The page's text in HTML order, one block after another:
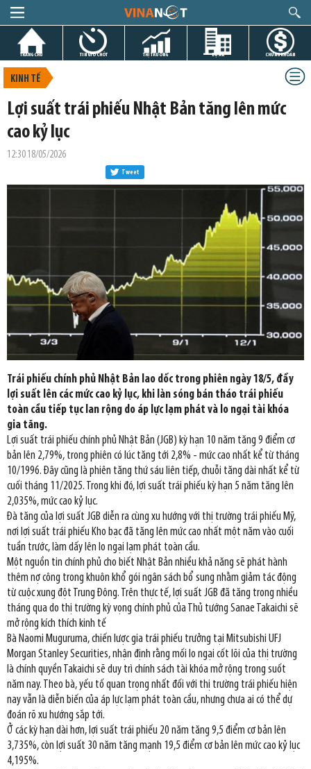
TRANG CHỦ TIN GIỜ CHÓT THỊ TRƯỜNG DỰ ÁN CHỨNG KHOÁN
KINH TẾ
Lợi suất trái phiếu Nhật Bản tăng lên mức
cao kỷ lục
12:30 18/05/2026
Tweet
Trái phiếu chính phủ Nhật Bản lao dốc trong phiên ngày 18/5, đẩy
lợi suất lên các mức cao kỷ lục, khi làn sóng bán tháo trái phiếu
toàn cầu tiếp tục lan rộng do áp lực lạm phát và lo ngại tài khóa
gia tăng.
Lợi suất trái phiếu chính phủ Nhật Bản (JGB) kỳ hạn 10 năm tăng 9 điểm cơ
bản lên 2,79%, trong phiên có lúc tăng tới 2,8% - mức cao nhất kể từ tháng
10/1996. Đây cũng là phiên tăng thứ sáu liên tiếp, chuỗi tăng dài nhất kể từ
cuối tháng 11/2025. Trong khi đó, lợi suất trái phiếu kỳ hạn 5 năm tăng lên
2,035%, mức cao kỷ lục.
Đà tăng của lợi suất JGB diễn ra cùng xu hướng với thị trường trái phiếu Mỹ,
nơi lợi suất trái phiếu Kho bạc đã tăng lên mức cao nhất một năm vào cuối
tuần trước, làm dấy lên lo ngại lạm phát toàn cầu.
Một nguồn tin chính phủ cho biết Nhật Bản nhiều khả năng sẽ phát hành
thêm nợ công trong khuôn khổ gói ngân sách bổ sung nhằm giảm tác động
từ cuộc xung đột Trung Đông. Trên thực tế, lợi suất JGB đã tăng trong nhiều
tháng qua do thị trường kỳ vọng chính phủ của Thủ tướng Sanae Takaichi sẽ
mở rộng kích thích kinh tế
Bà Naomi Muguruma, chiến lược gia trái phiếu trưởng tại Mitsubishi UFJ
Morgan Stanley Securities, nhận định rằng mối lo ngại cốt lõi của thị trường
là chính quyền Takaichi sẽ duy trì chính sách tài khóa mở rộng trong suốt
năm nay. Theo bà, yếu tố quan trọng nhất đối với thị trường trái phiếu hiện
nay vẫn là diễn biến của áp lực lạm phát toàn cầu, nhưng chưa ai có thể dự
đoán rõ xu hướng sắp tới.
Ở các kỳ hạn dài hơn, lợi suất trái phiếu 20 năm tăng 9,5 điểm cơ bản lên
3,735%, còn lợi suất 30 năm tăng mạnh 19,5 điểm cơ bản lên mức cao kỷ lục
4,195%.